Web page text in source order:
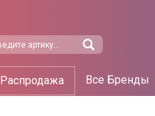
Распродажа Все Бренды